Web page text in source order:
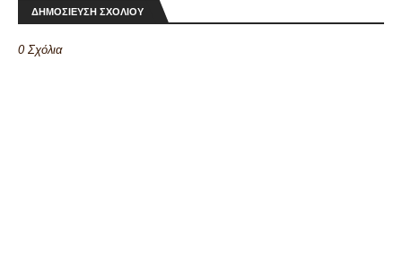
ΔΗΜΟΣΙΕΥΣΗ ΣΧΟΛΙΟΥ
0 Σχόλια